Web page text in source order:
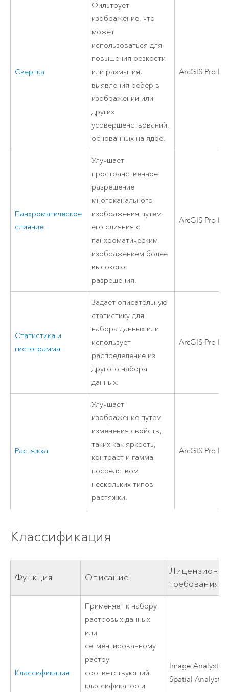
Свертка
Фильтрует
изображение, что
может
использоваться для
повышения резкости
или размытия,
выявления ребер в
изображении или
других
усовершенствований,
основанных на ядре.
ArcGIS Pro
Панхроматическое
слияние
Улучшает
пространственное
разрешение
многоканального
изображения путем
его слияния с
панхроматическим
изображением более
высокого
разрешения.
ArcGIS Pro
Статистика и
гистограмма
Задает описательную
статистику для
набора данных или
использует
распределение из
другого набора
данных.
ArcGIS Pro
Растяжка
Улучшает
изображение путем
изменения свойств,
таких как яркость,
контраст и гамма,
посредством
нескольких типов
растяжки.
ArcGIS Pro
Классификация
Функция Описание
требования
Классификация
Применяет к набору
растровых данных
или
сегментированному
растру
соответствующий
классификатор и
Image Analyst
Spatial Analyst